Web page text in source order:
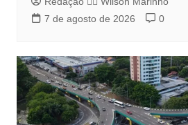
7 de agosto de 2026
0